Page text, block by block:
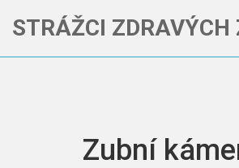
STRÁŽCI ZDRAVÝCH
Zubní